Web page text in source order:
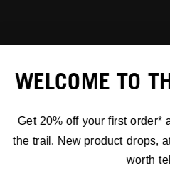
WELCOME TO
Get 20% off your first order*
the trail. New product drops,
worth